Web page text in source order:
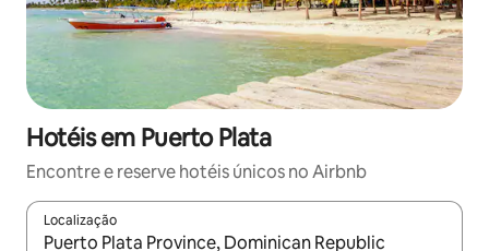
Hotéis em Puerto Plata
Encontre e reserve hotéis únicos no Airbnb
Localização
Quando os resultados estiverem disponíveis, explore-os